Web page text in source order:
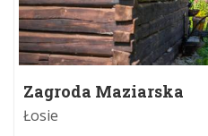
Zagroda Maziarska
Łosie